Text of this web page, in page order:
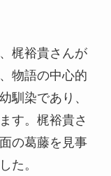
梶裕貴さんが
物語の中心的
馴染であり、
す。梶裕貴さ
の葛藤を見事
た。